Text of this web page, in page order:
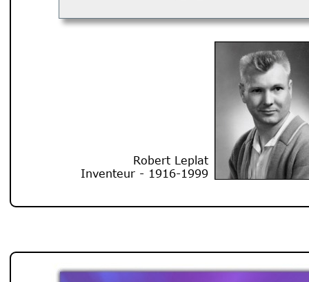
Robert Leplat
Inventeur - 1916-1999